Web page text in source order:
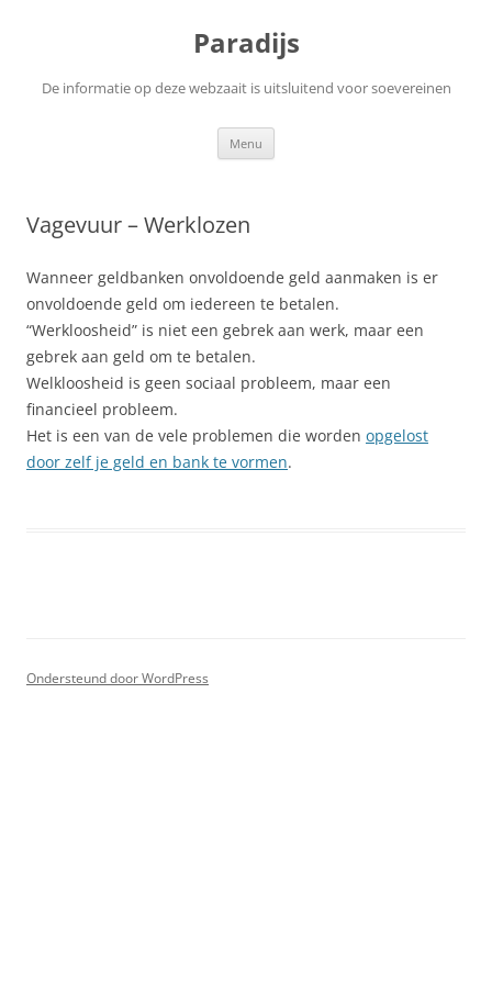
Paradijs
De informatie op deze webzaait is uitsluitend voor soevereinen
Menu
Vagevuur – Werklozen
Wanneer geldbanken onvoldoende geld aanmaken is er
onvoldoende geld om iedereen te betalen.
“Werkloosheid” is niet een gebrek aan werk, maar een
gebrek aan geld om te betalen.
Welkloosheid is geen sociaal probleem, maar een
financieel probleem.
Het is een van de vele problemen die worden opgelost
door zelf je geld en bank te vormen.
Ondersteund door WordPress